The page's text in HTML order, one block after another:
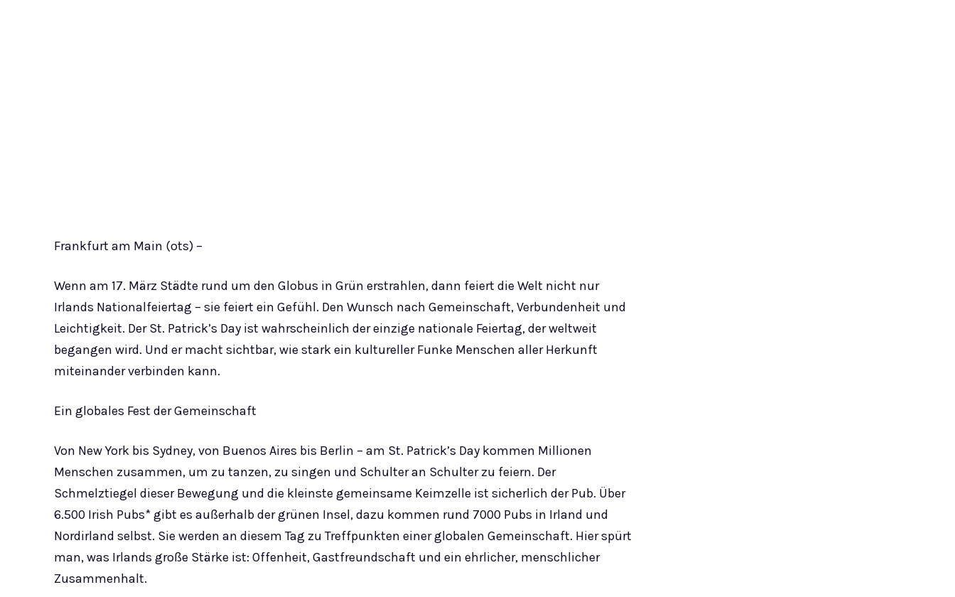
Frankfurt am Main (ots) –
Wenn am 17. März Städte rund um den Globus in Grün erstrahlen, dann feiert die Welt nicht nur
Irlands Nationalfeiertag – sie feiert ein Gefühl. Den Wunsch nach Gemeinschaft, Verbundenheit und
Leichtigkeit. Der St. Patrick’s Day ist wahrscheinlich der einzige nationale Feiertag, der weltweit
begangen wird. Und er macht sichtbar, wie stark ein kultureller Funke Menschen aller Herkunft
miteinander verbinden kann.
Ein globales Fest der Gemeinschaft
Von New York bis Sydney, von Buenos Aires bis Berlin – am St. Patrick’s Day kommen Millionen
Menschen zusammen, um zu tanzen, zu singen und Schulter an Schulter zu feiern. Der
Schmelztiegel dieser Bewegung und die kleinste gemeinsame Keimzelle ist sicherlich der Pub. Über
6.500 Irish Pubs* gibt es außerhalb der grünen Insel, dazu kommen rund 7000 Pubs in Irland und
Nordirland selbst. Sie werden an diesem Tag zu Treffpunkten einer globalen Gemeinschaft. Hier spürt
man, was Irlands große Stärke ist: Offenheit, Gastfreundschaft und ein ehrlicher, menschlicher
Zusammenhalt.